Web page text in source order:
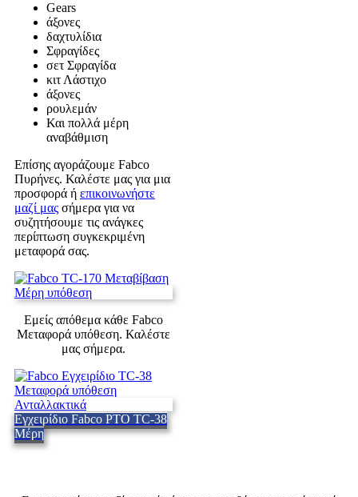
Gears
άξονες
δαχτυλίδια
Σφραγίδες
σετ Σφραγίδα
κιτ Λάστιχο
άξονες
ρουλεμάν
Και πολλά μέρη
αναβάθμιση
Επίσης αγοράζουμε Fabco
Πυρήνες. Καλέστε μας για μια
προσφορά ή επικοινωνήστε
μαζί μας σήμερα για να
συζητήσουμε τις ανάγκες
περίπτωση συγκεκριμένη
μεταφορά σας.
Εμείς απόθεμα κάθε Fabco
Μεταφορά υπόθεση. Καλέστε
μας σήμερα.
Εγχειρίδιο Fabco ΡΤΟ TC-38
Μέρη